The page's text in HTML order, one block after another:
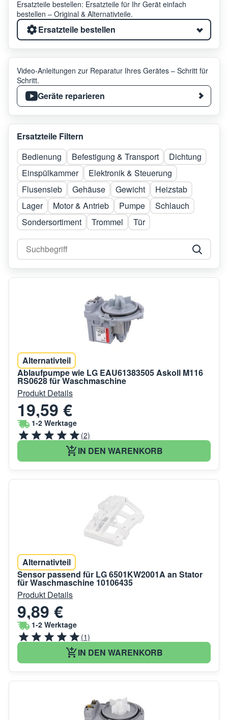
Ersatzteile bestellen: Ersatzteile für Ihr Gerät einfach
bestellen – Original & Alternativteile.
Ersatzteile bestellen
Video-Anleitungen zur Reparatur Ihres Gerätes – Schritt für
Schritt.
Geräte reparieren
Ersatzteile Filtern
Bedienung
Befestigung & Transport
Dichtung
Einspülkammer
Elektronik & Steuerung
Flusensieb
Gehäuse Gewicht
Heizstab
Lager
Motor & Antrieb Pumpe
Schlauch
Sondersortiment
Trommel Tür
Alternativteil
Ablaufpumpe wie LG EAU61383505 Askoll M116
RS0628 für Waschmaschine
Produkt Details
19,59 €
1-2 Werktage
(2)
IN DEN WARENKORB
Alternativteil
Sensor passend für LG 6501KW2001A an Stator
für Waschmaschine 10106435
Produkt Details
9,89 €
1-2 Werktage
(1)
IN DEN WARENKORB